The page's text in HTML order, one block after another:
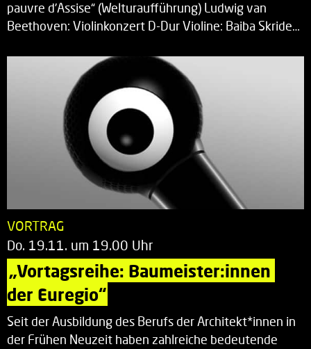
pauvre d’Assise“ (Welturaufführung) Ludwig van
Beethoven: Violinkonzert D-Dur Violine: Baiba Skride…
VORTRAG
Do. 19.11. um 19.00 Uhr
„Vortagsreihe: Baumeister:innen
der Euregio“
Seit der Ausbildung des Berufs der Architekt*innen in
der Frühen Neuzeit haben zahlreiche bedeutende